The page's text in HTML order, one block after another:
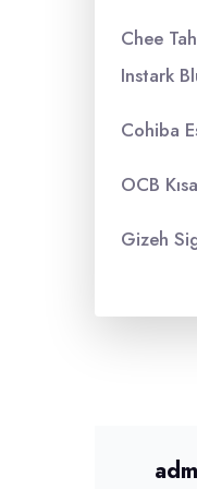
Chee
Instark
Cohiba
OCB
Gizeh